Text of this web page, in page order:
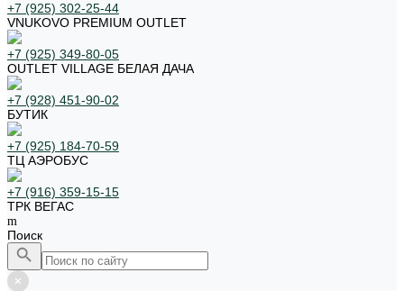
+7 (925) 302-25-44
VNUKOVO PREMIUM OUTLET
+7 (925) 349-80-05
OUTLET VILLAGE БЕЛАЯ ДАЧА
+7 (928) 451-90-02
БУТИК
+7 (925) 184-70-59
ТЦ АЭРОБУС
+7 (916) 359-15-15
ТРК ВЕГАС
Поиск